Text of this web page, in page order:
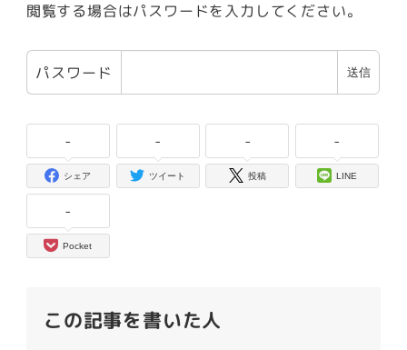
閲覧する場合はパスワードを入力してください。
パスワード
-
シェア
-
ツイート
-
投稿
-
LINE
-
Pocket
この記事を書いた人